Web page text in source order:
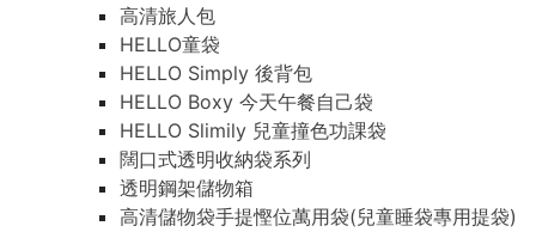
高清旅人包
HELLO童袋
HELLO Simply 後背包
HELLO Boxy 今天午餐自己袋
HELLO Slimily 兒童撞色功課袋
闊口式透明收納袋系列
透明鋼架儲物箱
高清儲物袋手提慳位萬用袋(兒童睡袋專用提袋)